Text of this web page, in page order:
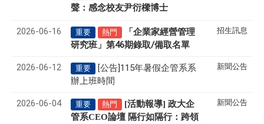
聲 ： 感念校友尹衍樑博士
2026-06-16 重要 熱門
「企業家經營管理
研究班」第46期錄取/備取名單
招生訊息
2026-06-12 重要
[公告]115年暑假企管系系
辦上班時間
新聞公告
2026-06-04 重要 熱門
[活動報導] 政大企
管系CEO論壇 隔行如隔行：跨領
新聞公告